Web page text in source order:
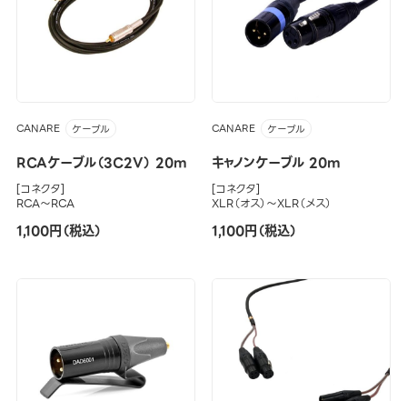
CANARE ケーブル
RCAケーブル（3C2V） 20m
[コネクタ]
RCA～RCA
1,100円（税込）
CANARE ケーブル
キャノンケーブル 20m
[コネクタ]
XLR（オス）～XLR（メス）
1,100円（税込）